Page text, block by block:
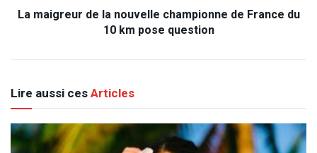
La maigreur de la nouvelle championne de France du
10 km pose question
Lire aussi cesArticles